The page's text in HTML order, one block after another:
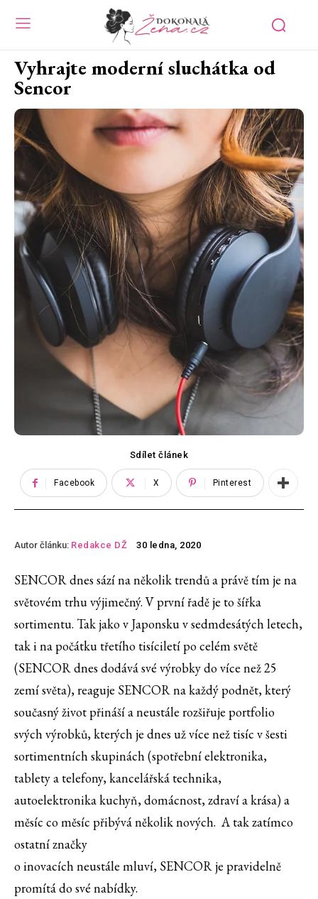
Vyhrajte moderní sluchátka od
Sencor
Sdílet článek
Facebook X Pinterest
Autor článku: Redakce DŽ 30 ledna, 2020
SENCOR dnes sází na několik trendů a právě tím je na
světovém trhu výjimečný. V první řadě je to šířka
sortimentu. Tak jako v Japonsku v sedmdesátých letech,
tak i na počátku třetího tisíciletí po celém světě
(SENCOR dnes dodává své výrobky do více než 25
zemí světa), reaguje SENCOR na každý podnět, který
současný život přináší a neustále rozšiřuje portfolio
svých výrobků, kterých je dnes už více než tisíc v šesti
sortimentních skupinách (spotřební elektronika,
tablety a telefony, kancelářská technika,
autoelektronika kuchyň, domácnost, zdraví a krása) a
měsíc co měsíc přibývá několik nových. A tak zatímco
ostatní značky
o inovacích neustále mluví, SENCOR je pravidelně
promítá do své nabídky.